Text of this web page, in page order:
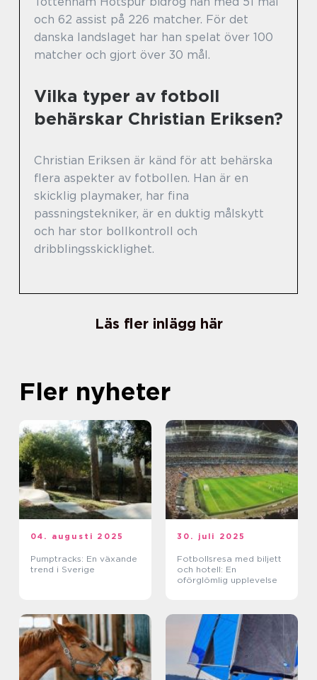
och 62 assist på 226 matcher. För det
danska landslaget har han spelat över 100
matcher och gjort över 30 mål.
Vilka typer av fotboll
behärskar Christian Eriksen?
Christian Eriksen är känd för att behärska
flera aspekter av fotbollen. Han är en
skicklig playmaker, har fina
passningstekniker, är en duktig målskytt
och har stor bollkontroll och
dribblingsskicklighet.
Läs fler inlägg här
Fler nyheter
04. augusti 2025
Pumptracks: En växande
trend i Sverige
30. juli 2025
Fotbollsresa med biljett
och hotell: En
oförglömlig upplevelse